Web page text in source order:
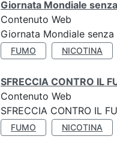
Giornata Mondiale
Contenuto Web
Giornata Mondiale
FUMO NICOTINA
SFRECCIA CONTRO IL
Contenuto Web
SFRECCIA CONTRO IL
FUMO NICOTINA